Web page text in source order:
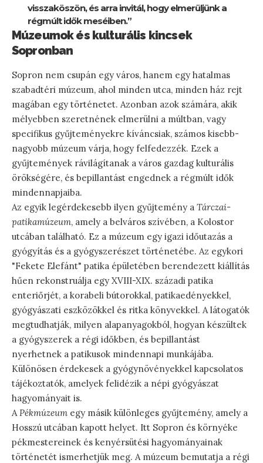
visszaköszön, és arra invitál, hogy elmerüljünk a
régmúlt idők meséiben.”
Múzeumok és kulturális kincsek
Sopronban
Sopron nem csupán egy város, hanem egy hatalmas
szabadtéri múzeum, ahol minden utca, minden ház rejt
magában egy történetet. Azonban azok számára, akik
mélyebben szeretnének elmerülni a múltban, vagy
specifikus gyűjteményekre kíváncsiak, számos kisebb-
nagyobb múzeum várja, hogy felfedezzék. Ezek a
gyűjtemények rávilágítanak a város gazdag kulturális
örökségére, és bepillantást engednek a régmúlt idők
mindennapjaiba.
Az egyik legérdekesebb ilyen gyűjtemény a Tárczai-
patikamúzeum, amely a belváros szívében, a Kolostor
utcában található. Ez a múzeum egy igazi időutazás a
gyógyítás és a gyógyszerészet történetébe. Az egykori
"Fekete Elefánt" patika épületében berendezett kiállítás
hűen rekonstruálja egy XVIII-XIX. századi patika
enteriőrjét, a korabeli bútorokkal, patikaedényekkel,
gyógyászati eszközökkel és ritka könyvekkel. A látogatók
megtudhatják, milyen alapanyagokból, hogyan készültek
a gyógyszerek a régi időkben, és bepillantást
nyerhetnek a patikusok mindennapi munkájába.
Különösen érdekesek a gyógynövényekkel kapcsolatos
tájékoztatók, amelyek felidézik a népi gyógyászat
hagyományait is.
APékmúzeum egy másik különleges gyűjtemény, amely a
Hosszú utcában kapott helyet. Itt Sopron és környéke
pékmestereinek és kenyérsütési hagyományainak
történetét ismerhetjük meg. A múzeum bemutatja a régi